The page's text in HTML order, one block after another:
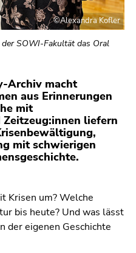
©Alexandra Kofler
SOWI-Fakultät das Oral
Archiv macht
aus Erinnerungen
mit
liefern
mit schwierigen
Krisen um? Welche
bis heute? Und was lässt
der eigenen Geschichte